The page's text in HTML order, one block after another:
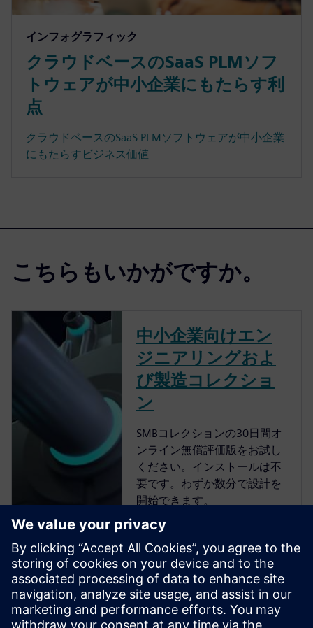
インフォグラフィック
クラウドベースのSaaS PLMソフ
トウェアが中小企業にもたらす利
点
クラウドベースのSaaS PLMソフトウェアが中小企業
にもたらすビジネス価値
こちらもいかがですか。
中小企業向けエン
ジニアリングおよ
び製造コレクショ
ン
SMBコレクションの30日間オ
ンライン無償評価版をお試し
ください。インストールは不
要です。わずか数分で設計を
開始できます。
クラウドPLM -
Teamcenter X無償
評価版